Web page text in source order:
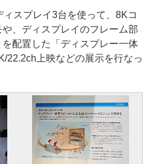
スプレイ3台を使って、8Kコ
、ディスプレイのフレーム部
配置した「ディスプレー一体
22.2ch上映などの展示を行なっ